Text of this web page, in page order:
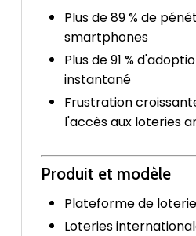
Plus de 89 % de
smartphones
Plus de 91 %
instantané
Frustration
l'accès aux loteries
Produit et modèle
Plateforme de
Loteries